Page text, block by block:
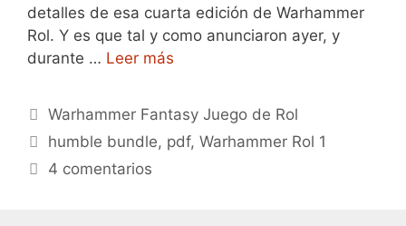
detalles de esa cuarta edición de Warhammer
Rol. Y es que tal y como anunciaron ayer, y
durante … Leer más
Categorías
Warhammer Fantasy Juego de Rol
Etiquetas
humble bundle, pdf,Warhammer Rol 1
4 comentarios